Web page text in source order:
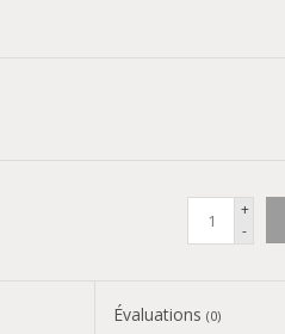
+
-
Évaluations(0)